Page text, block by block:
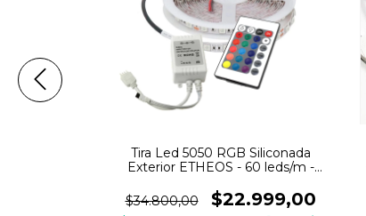
Tira Led 5050 RGB Siliconada
Exterior ETHEOS - 60 leds/m -
Receptor IR
$34.800,00 $22.999,00